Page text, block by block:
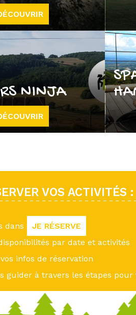
NINJA
VOS ACTIVITÉS :
dans
JE RÉSERVE
par date et activités
infos de réservation
guider à travers les étapes